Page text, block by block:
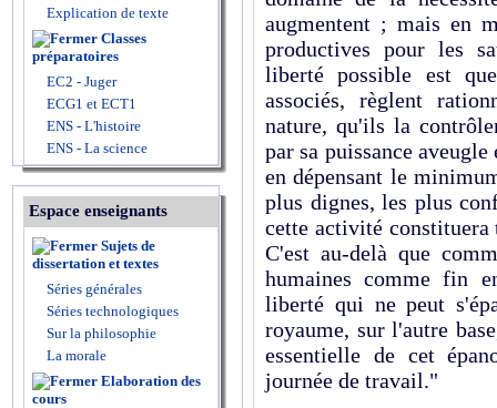
Explication de texte
Classes
préparatoires
EC2 - Juger
ECG1 et ECT1
ENS - L'histoire
ENS - La science
Espace enseignants
Sujets de
dissertation et textes
Séries générales
Séries technologiques
Sur la philosophie
La morale
Elaboration des
cours
augmentent ; mais en
productives pour les
liberté possible est
associés, règlent
nature, qu'ils la
par sa puissance
en dépensant le
plus dignes, les plus
cette activité constituera
C'est au-delà que
humaines comme fin
liberté qui ne peut
royaume, sur l'autre
essentielle de cet
journée de travail."